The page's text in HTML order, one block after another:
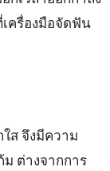
ครื่องมือจัดฟัน
ส จึงมีความ
ม ต่างจากการ